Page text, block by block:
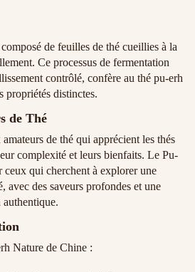
de feuilles de thé cueillies à la
Ce processus de fermentation
contrôlé, confère au thé pu-erh
propriétés distinctes.
de Thé
de thé qui apprécient les thés
complexité et leurs bienfaits. Le Pu-
ceux qui cherchent à explorer une
avec des saveurs profondes et une
authentique.
Nature de Chine :